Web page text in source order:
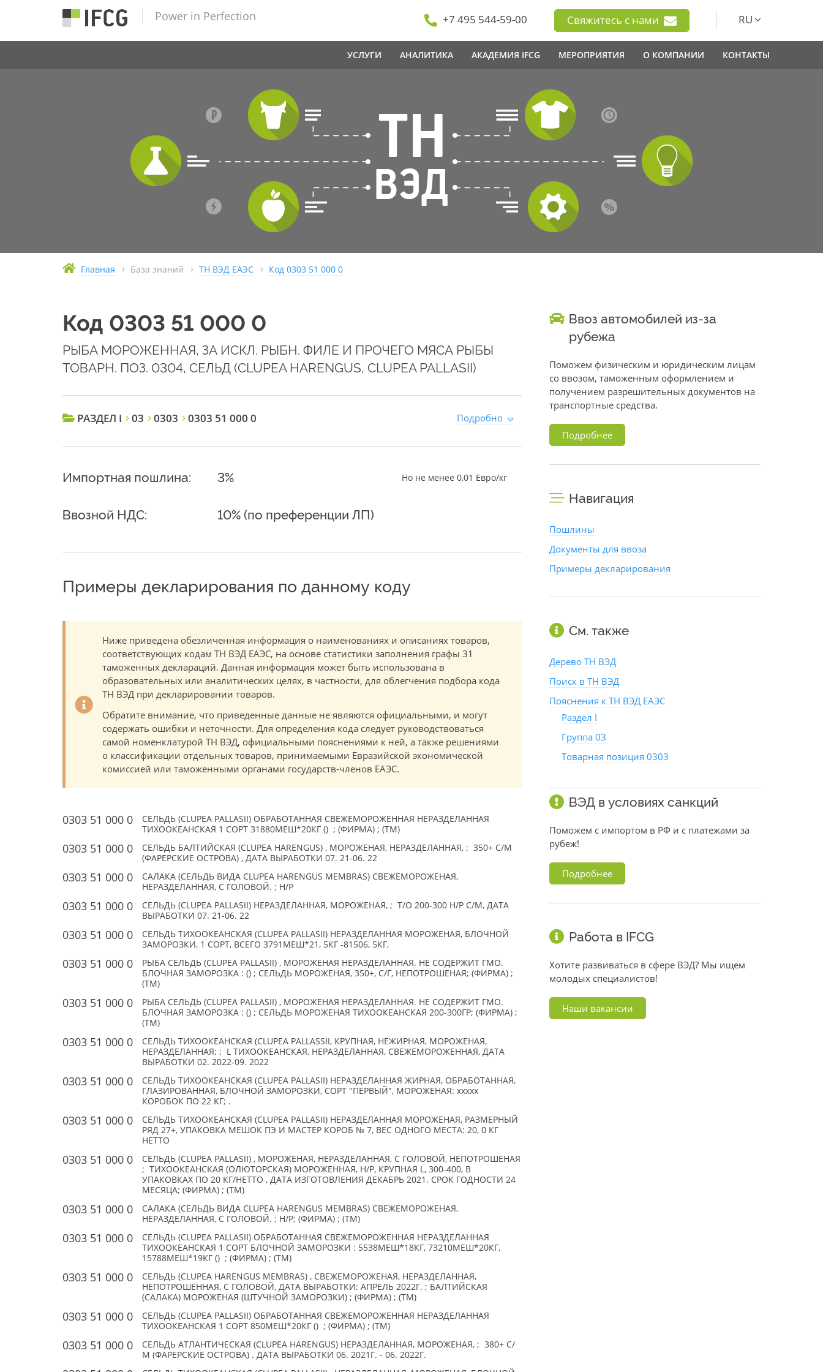
Power in Perfection +7 495 544-59-00 Свяжитесь с нами RU
УСЛУГИ АНАЛИТИКА АКАДЕМИЯ IFCG МЕРОПРИЯТИЯ О КОМПАНИИ КОНТАКТЫ
Главная База знаний ТН ВЭД ЕАЭС Код 0303 51 000 0
Код 0303 51 000 0
РЫБА МОРОЖЕННАЯ, ЗА ИСКЛ. РЫБН. ФИЛЕ И ПРОЧЕГО МЯСА РЫБЫ
ТОВАРН. ПОЗ. 0304, СЕЛЬД (CLUPEA HARENGUS, CLUPEA PALLASII)
РАЗДЕЛ I 03 0303 0303 51 000 0 Подробно
Импортная пошлина: 3% Но не менее 0,01 Евро/кг
Ввозной НДС: 10% (по преференции ЛП)
Примеры декларирования по данному коду
Ниже приведена обезличенная информация о наименованиях и описаниях товаров,
соответствующих кодам ТН ВЭД ЕАЭС, на основе статистики заполнения графы 31
таможенных деклараций. Данная информация может быть использована в
образовательных или аналитических целях, в частности, для облегчения подбора кода
ТН ВЭД при декларировании товаров.
Обратите внимание, что приведенные данные не являются официальными, и могут
содержать ошибки и неточности. Для определения кода следует руководствоваться
самой номенклатурой ТН ВЭД, официальными пояснениями к ней, а также решениями
о классификации отдельных товаров, принимаемыми Евразийской экономической
комиссией или таможенными органами государств-членов ЕАЭС.
0303 51 000 0
СЕЛЬДЬ (CLUPEA PALLASII) ОБРАБОТАННАЯ СВЕЖЕМОРОЖЕННАЯ НЕРАЗДЕЛАННАЯ
ТИХООКЕАНСКАЯ 1 СОРТ 31880МЕШ*20КГ () ; (ФИРМА) ; (TM)
0303 51 000 0
СЕЛЬДЬ БАЛТИЙСКАЯ (CLUPEA HARENGUS) , МОРОЖЕНАЯ, НЕРАЗДЕЛАННАЯ, ; 350+ С/М
(ФАРЕРСКИЕ ОСТРОВА) , ДАТА ВЫРАБОТКИ 07. 21-06. 22
0303 51 000 0
САЛАКА (СЕЛЬДЬ ВИДА CLUPEA HARENGUS MEMBRAS) СВЕЖЕМОРОЖЕНАЯ,
НЕРАЗДЕЛАННАЯ, С ГОЛОВОЙ. ; Н/Р
0303 51 000 0
СЕЛЬДЬ (CLUPEA PALLASII) НЕРАЗДЕЛАННАЯ, МОРОЖЕНАЯ, ; Т/О 200-300 Н/Р С/М, ДАТА
ВЫРАБОТКИ 07. 21-06. 22
0303 51 000 0
СЕЛЬДЬ ТИХООКЕАНСКАЯ (CLUPEA PALLASII) НЕРАЗДЕЛАННАЯ МОРОЖЕНАЯ, БЛОЧНОЙ
ЗАМОРОЗКИ, 1 СОРТ, ВСЕГО 3791МЕШ*21, 5КГ -81506, 5КГ,
0303 51 000 0
РЫБА СЕЛЬДЬ (CLUPEA PALLASII) , МОРОЖЕНАЯ НЕРАЗДЕЛАННАЯ. НЕ СОДЕРЖИТ ГМО.
БЛОЧНАЯ ЗАМОРОЗКА : () ; СЕЛЬДЬ МОРОЖЕНАЯ, 350+, С/Г, НЕПОТРОШЕНАЯ; (ФИРМА) ;
(TM)
0303 51 000 0
РЫБА СЕЛЬДЬ (CLUPEA PALLASII) , МОРОЖЕНАЯ НЕРАЗДЕЛАННАЯ. НЕ СОДЕРЖИТ ГМО.
БЛОЧНАЯ ЗАМОРОЗКА : () ; СЕЛЬДЬ МОРОЖЕНАЯ ТИХООКЕАНСКАЯ 200-300ГР; (ФИРМА) ;
(TM)
0303 51 000 0
СЕЛЬДЬ ТИХООКЕАНСКАЯ (CLUPEA PALLASSII, КРУПНАЯ, НЕЖИРНАЯ, МОРОЖЕНАЯ,
НЕРАЗДЕЛАННАЯ; ; L ТИХООКЕАНСКАЯ, НЕРАЗДЕЛАННАЯ, СВЕЖЕМОРОЖЕННАЯ, ДАТА
ВЫРАБОТКИ 02. 2022-09. 2022
0303 51 000 0
СЕЛЬДЬ ТИХООКЕАНСКАЯ (CLUPEA PALLASII) НЕРАЗДЕЛАННАЯ ЖИРНАЯ, ОБРАБОТАННАЯ,
ГЛАЗИРОВАННАЯ, БЛОЧНОЙ ЗАМОРОЗКИ, СОРТ "ПЕРВЫЙ", МОРОЖЕНАЯ: xxxxx
КОРОБОК ПО 22 КГ; .
0303 51 000 0
СЕЛЬДЬ ТИХООКЕАНСКАЯ (CLUPEA PALLASII) НЕРАЗДЕЛАННАЯ МОРОЖЕНАЯ, РАЗМЕРНЫЙ
РЯД 27+, УПАКОВКА МЕШОК ПЭ И МАСТЕР КОРОБ № 7, ВЕС ОДНОГО МЕСТА: 20, 0 КГ
НЕТТО
0303 51 000 0
СЕЛЬДЬ (CLUPEA PALLASII) , МОРОЖЕНАЯ, НЕРАЗДЕЛАННАЯ, С ГОЛОВОЙ, НЕПОТРОШЕНАЯ
; ТИХООКЕАНСКАЯ (ОЛЮТОРСКАЯ) МОРОЖЕННАЯ, Н/Р, КРУПНАЯ L, 300-400, В
УПАКОВКАХ ПО 20 КГ/НЕТТО , ДАТА ИЗГОТОВЛЕНИЯ ДЕКАБРЬ 2021. СРОК ГОДНОСТИ 24
МЕСЯЦА; (ФИРМА) ; (TM)
0303 51 000 0
САЛАКА (СЕЛЬДЬ ВИДА CLUPEA HARENGUS MEMBRAS) СВЕЖЕМОРОЖЕНАЯ,
НЕРАЗДЕЛАННАЯ, С ГОЛОВОЙ. ; Н/Р; (ФИРМА) ; (TM)
0303 51 000 0
СЕЛЬДЬ (CLUPEA PALLASII) ОБРАБОТАННАЯ СВЕЖЕМОРОЖЕННАЯ НЕРАЗДЕЛАННАЯ
ТИХООКЕАНСКАЯ 1 СОРТ БЛОЧНОЙ ЗАМОРОЗКИ : 5538МЕШ*18КГ, 73210МЕШ*20КГ,
15788МЕШ*19КГ () ; (ФИРМА) ; (TM)
0303 51 000 0
СЕЛЬДЬ (CLUPEA HARENGUS MEMBRAS) , СВЕЖЕМОРОЖЕНАЯ, НЕРАЗДЕЛАННАЯ,
НЕПОТРОШЕННАЯ, С ГОЛОВОЙ, ДАТА ВЫРАБОТКИ: АПРЕЛЬ 2022Г. ; БАЛТИЙСКАЯ
(САЛАКА) МОРОЖЕНАЯ (ШТУЧНОЙ ЗАМОРОЗКИ) ; (ФИРМА) ; (TM)
0303 51 000 0
СЕЛЬДЬ (CLUPEA PALLASII) ОБРАБОТАННАЯ СВЕЖЕМОРОЖЕННАЯ НЕРАЗДЕЛАННАЯ
ТИХООКЕАНСКАЯ 1 СОРТ 850МЕШ*20КГ () ; (ФИРМА) ; (TM)
0303 51 000 0
СЕЛЬДЬ АТЛАНТИЧЕСКАЯ (CLUPEA HARENGUS) НЕРАЗДЕЛАННАЯ, МОРОЖЕНАЯ, ; 380+ С/
М (ФАРЕРСКИЕ ОСТРОВА) . ДАТА ВЫРАБОТКИ 06. 2021Г. - 06. 2022Г.
Ввоз автомобилей из-за
рубежа
Поможем физическим и юридическим лицам
со ввозом, таможенным оформлением и
получением разрешительных документов на
транспортные средства.
Подробнее
Навигация
Пошлины
Документы для ввоза
Примеры декларирования
См. также
Дерево ТН ВЭД
Поиск в ТН ВЭД
Пояснения к ТН ВЭД ЕАЭС
Раздел I
Группа 03
Товарная позиция 0303
ВЭД в условиях санкций
Поможем с импортом в РФ и с платежами за
рубеж!
Подробнее
Работа в IFCG
Хотите развиваться в сфере ВЭД? Мы ищем
молодых специалистов!
Наши вакансии